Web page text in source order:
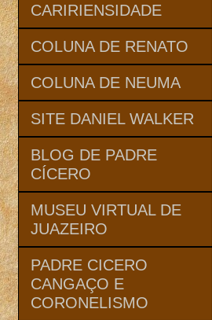
CARIRIENSIDADE
COLUNA DE RENATO
COLUNA DE NEUMA
SITE DANIEL WALKER
BLOG DE PADRE
CÍCERO
MUSEU VIRTUAL DE
JUAZEIRO
PADRE CICERO
CANGAÇO E
CORONELISMO